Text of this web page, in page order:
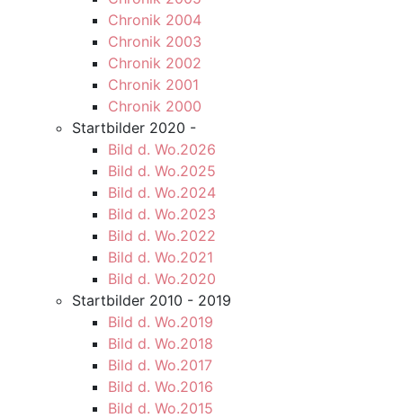
Chronik 2004
Chronik 2003
Chronik 2002
Chronik 2001
Chronik 2000
Startbilder 2020 -
Bild d. Wo.2026
Bild d. Wo.2025
Bild d. Wo.2024
Bild d. Wo.2023
Bild d. Wo.2022
Bild d. Wo.2021
Bild d. Wo.2020
Startbilder 2010 - 2019
Bild d. Wo.2019
Bild d. Wo.2018
Bild d. Wo.2017
Bild d. Wo.2016
Bild d. Wo.2015